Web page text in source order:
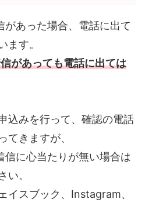
あった場合、電話に出て
ます。
があっても電話に出ては
込みを行って、確認の電話
てきますが、
に心当たりが無い場合は
い。
イスブック、Instagram、